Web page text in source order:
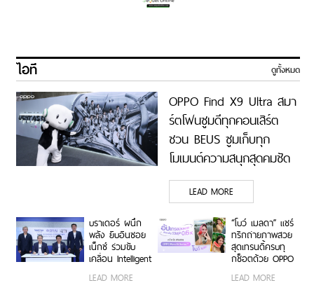
ไอที ดูทั้งหมด
OPPO Find X9 Ultra สมา
ร์ตโฟนซูมดีทุกคอนเสิร์ต
ชวน BEUS ซูมเก็บทุก
โมเมนต์ความสนุกสุดคมชัด
ในคอนเสิร์ต BUS LIGHT
AS ONE
LEAD MORE
บราเดอร์ ผนึก
พลัง ยิบอินซอย
เน็กซ์ ร่วมขับ
เคลื่อน Intelligent
Transformation
LEAD MORE
“โบว์ เมลดา” แชร์
ทริกถ่ายภาพสวย
สุดเทรนดี้ครบทุ
กช็อตด้วย OPPO
5G
LEAD MORE